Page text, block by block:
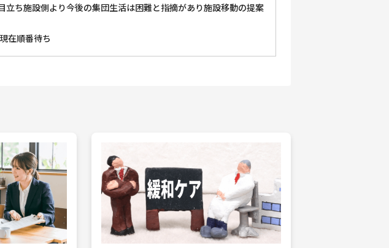
ち施設側より今後の集団生活は困難と指摘があり施設移動の提案
在順番待ち